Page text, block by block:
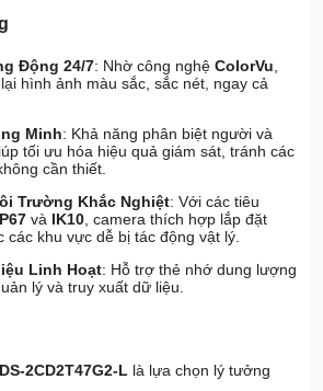
Động 24/7: Nhờ công nghệColorVu
hình ảnh màu sắc, sắc nét, ngay cả
Minh: Khả năng phân biệt người và
tối ưu hóa hiệu quả giám sát, tránh các
cần thiết.
Trường Khắc Nghiệt: Với các tiêu
và IK10 , camera thích hợp lắp đặt
các khu vực dễ bị tác động vật lý.
Linh Hoạt: Hỗ trợ thẻ nhớ dung lượng
lý và truy xuất dữ liệu.
2CD2T47G2-L là lựa chọn lý tưởng